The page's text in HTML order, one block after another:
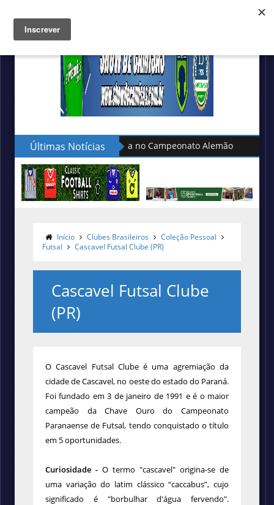
Últimas Notícias
da seleção turca no Campeonato Alemão Lacatoni
Início Clubes Brasileiros
Coleção Pessoal
Futsal
Cascavel Futsal Clube (PR)
Cascavel Futsal Clube
(PR)
O Cascavel Futsal Clube é uma agremiação da
cidade de Cascavel, no oeste do estado do Paraná.
Foi fundado em 3 de janeiro de 1991 e é o maior
campeão da Chave Ouro do Campeonato
Paranaense de Futsal, tendo conquistado o título
em 5 oportunidades.
Curiosidade - O termo "cascavel" origina-se de
uma variação do latim clássico “caccabus”, cujo
significado é "borbulhar d'água fervendo".